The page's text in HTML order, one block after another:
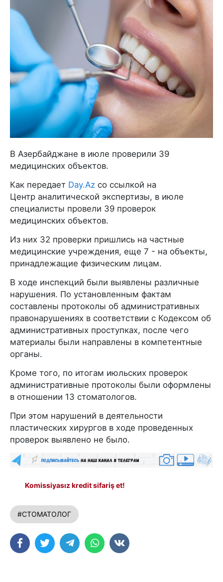
В Азербайджане в июле проверили 39
медицинских объектов.
Как передает Day.Az со ссылкой на
Центр аналитической экспертизы, в июле
специалисты провели 39 проверок
медицинских объектов.
Из них 32 проверки пришлись на частные
медицинские учреждения, еще 7 - на объекты,
принадлежащие физическим лицам.
В ходе инспекций были выявлены различные
нарушения. По установленным фактам
составлены протоколы об административных
правонарушениях в соответствии с Кодексом об
административных проступках, после чего
материалы были направлены в компетентные
органы.
Кроме того, по итогам июльских проверок
административные протоколы были оформлены
в отношении 13 стоматологов.
При этом нарушений в деятельности
пластических хирургов в ходе проведенных
проверок выявлено не было.
Komissiyasız kredit sifariş et!
#СТОМАТОЛОГ